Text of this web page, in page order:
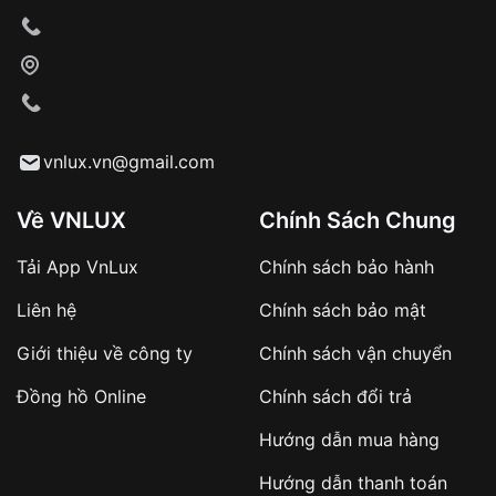
Nhật cùng độ bền bỉ và chính xác gần như tuyệt đối.
vnlux.vn@gmail.com
Về VNLUX
Tải App VnLux
Liên hệ
Giới thiệu về công ty
Đồng hồ Online
Chính Sách Chung
Chính sách bảo hành
Chính sách bảo mật
Chính sách vận chuyển
Chính sách đổi trả
Hướng dẫn mua hàng
Hướng dẫn thanh toán